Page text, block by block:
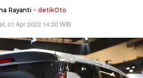
Rayanti - detikOto
01 Apr 2022 14:20 WIB